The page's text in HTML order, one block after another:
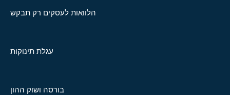
הלוואות לעסקים רק תבקש
עגלת תינוקות
בורסה ושוק ההון